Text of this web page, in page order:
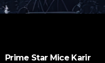
Prime Star Mice Karir